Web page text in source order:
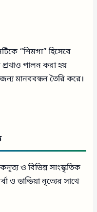
“শিমগা” হিসেবে
প্রথাও পালন করা হয়
মানববন্ধন তৈরি করে।
ও বিভিন্ন সাংস্কৃতিক
ডান্ডিয়া নৃত্যের সাথে